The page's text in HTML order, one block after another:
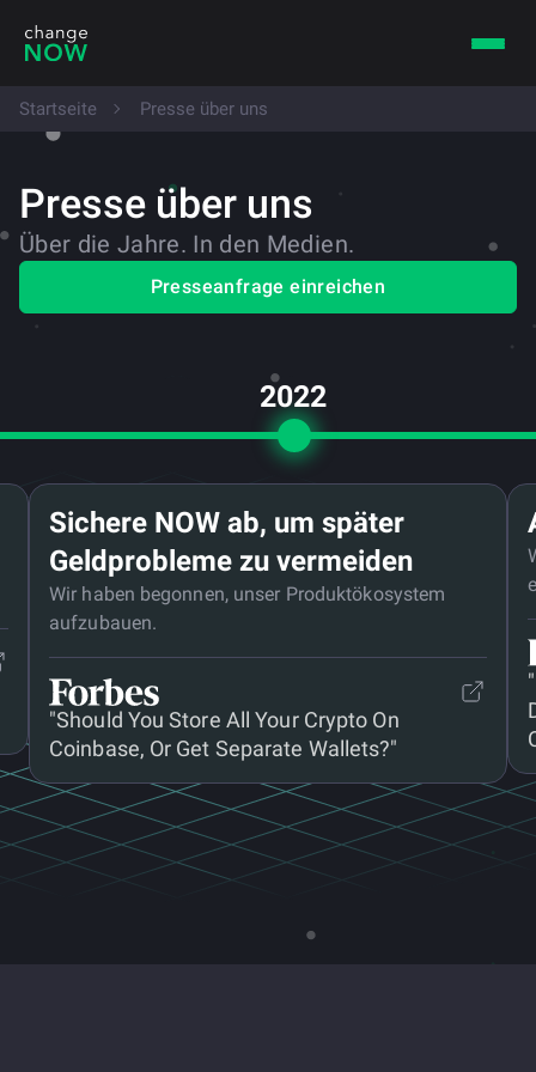
Startseite Presse über uns
Presse über uns
Über die Jahre. In den Medien.
Presseanfrage einreichen
2022
Sichere NOW ab, um später
Geldprobleme zu vermeiden
Wir haben begonnen, unser Produktökosystem
aufzubauen.
"Should You Store All Your Crypto On
Coinbase, Or Get Separate Wallets?"